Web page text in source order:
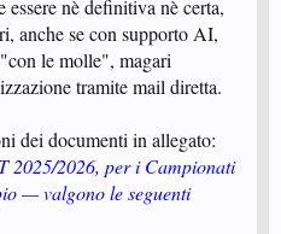
nè definitiva nè certa,
anche se con supporto AI,
le molle", magari
tramite mail diretta.
dei documenti in allegato:
2025/2026, per i Campionati
— valgono le seguenti